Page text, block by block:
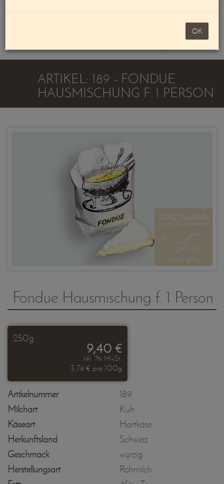
noch 100,00 €
Warenkorb
OK
ARTIKEL: 189 - FONDUE
HAUSMISCHUNG F. 1 PERSON
Fondue Hausmischung f. 1 Person
250g
9,40 €
inkl. 7% MwSt.
3,76 € pro 100g
Artikelnummer
189
Milchart
Kuh
Käseart
Hartkäse
Herkunftsland
Schweiz
Geschmack
würzig
Herstellungsart
Rohmilch